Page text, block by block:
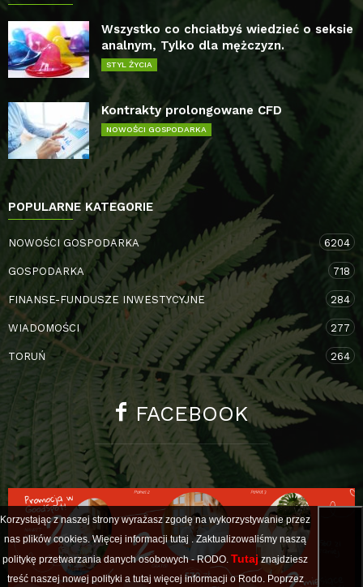
Wszystko co chciałbyś wiedzieć o seksie
analnym, Tylko dla mężczyzn.
STYL ŻYCIA
Kontrakty prolongowane CFD
NOWOŚCI GOSPODARKA
POPULARNE KATEGORIE
NOWOŚCI GOSPODARKA 6204
GOSPODARKA 718
FINANSE-FUNDUSZE INWESTYCYJNE 284
WIADOMOŚCI 277
TORUŃ 264
FACEBOOK
Korzystając z naszej strony wyrażasz zgodę na wykorzystywanie przez
nas plików cookies. Więcej informacjitutaj . Zaktualizowaliśmy naszą
politykę przetwarzania danych osobowych - RODO. Tutajznajdziesz
treść naszej nowej polityki a tutaj więcej informacji o Rodo. Poprzez